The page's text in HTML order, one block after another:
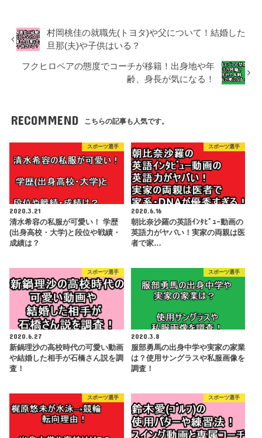
村岡桃佳の就職先(トヨタ)や父について！結婚した
旦那(夫)や子供はいる？
フクヒロペアの態度でコーチが移籍！出身地や年
齢、身長が気になる！
RECOMMEND こちらの記事も人気です。
スポーツ選手
2020.3.21
清水希容の私服が可愛い！ 学歴
(出身高校・大学)と段位や戦績・
成績は？
スポーツ選手
2020.6.16
朝比奈沙羅の英語ｲﾝﾀﾋﾞｭｰ動画の
英語力がヤバい！実家の両親は医
者で家…
スポーツ選手
2020.6.27
新鍋理沙の高校時代の可愛い動画
や結婚した相手が石橋さん説を調
査！
スポーツ選手
2020.3.8
服部勇馬の出身中学や実家の家業
は？使用サングラスや私服画像を
調査！
スポーツ選手 スポーツ選手